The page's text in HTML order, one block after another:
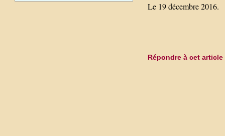
Le 19 décembre 2016.
Répondre à cet article